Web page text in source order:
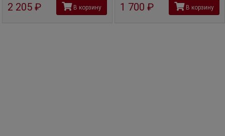
2 205 руб В корзину 1 700 руб В корзину